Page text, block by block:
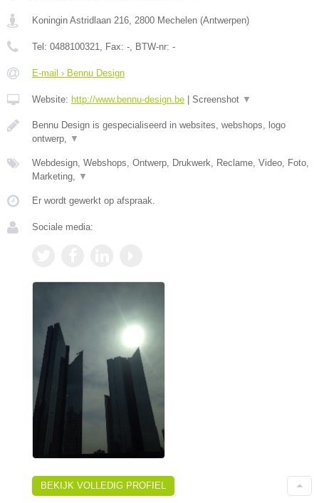
Koningin Astridlaan 216 2800 Mechelen (Antwerpen)
Tel: 0488100321 , Fax: - , BTW-nr: -
E-mail › Bennu Design
Website: http://www.bennu-design.be Screenshot ▼
Bennu Design is gespecialiseerd in websites, webshops, logo
ontwerp,
▼
Webdesign, Webshops, Ontwerp, Drukwerk, Reclame, Video, Foto,
Marketing,
▼
Er wordt gewerkt op afspraak.
Sociale media:
BEKIJK VOLLEDIG PROFIEL